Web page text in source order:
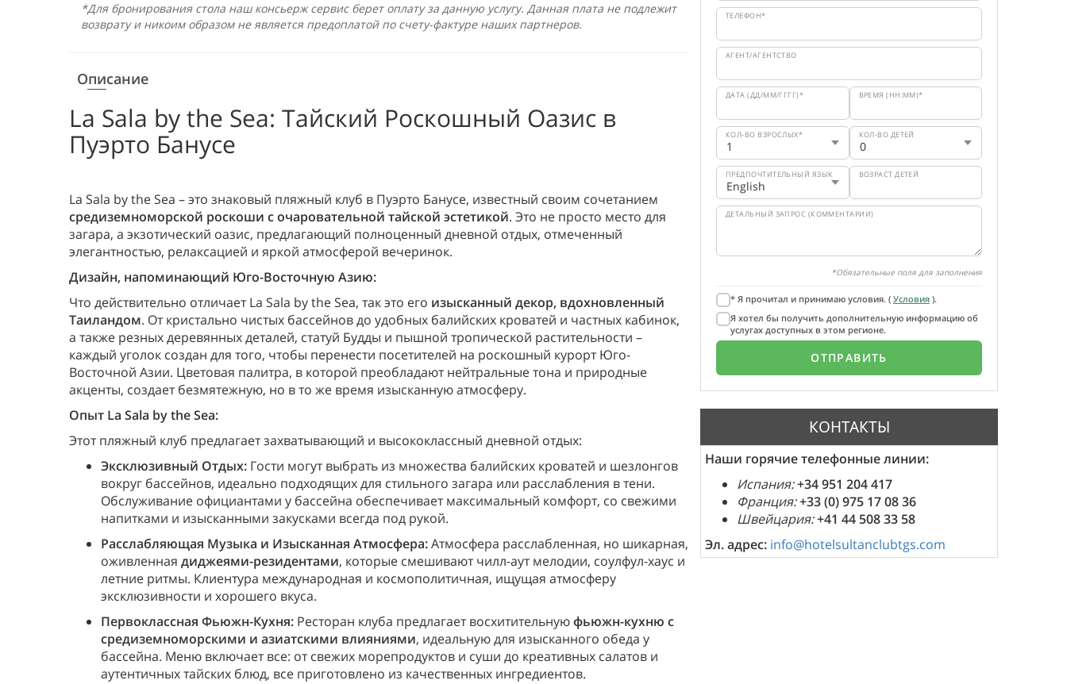
*Для бронирования стола наш консьерж сервис берет оплату за данную услугу. Данная плата не подлежит
возврату и никоим образом не является предоплатой по счету-фактуре наших партнеров.
Описание
La Sala by the Sea: Тайский Роскошный Оазис в
Пуэрто Банусе
La Sala by the Sea – это знаковый пляжный клуб в Пуэрто Банусе, известный своим сочетанием
средиземноморской роскоши с очаровательной тайской эстетикой. Это не просто место для
загара, а экзотический оазис, предлагающий полноценный дневной отдых, отмеченный
элегантностью, релаксацией и яркой атмосферой вечеринок.
Дизайн, напоминающий Юго-Восточную Азию:
Что действительно отличает La Sala by the Sea, так это его изысканный декор, вдохновленный
Таиландом. От кристально чистых бассейнов до удобных балийских кроватей и частных кабинок,
а также резных деревянных деталей, статуй Будды и пышной тропической растительности –
каждый уголок создан для того, чтобы перенести посетителей на роскошный курорт Юго-
Восточной Азии. Цветовая палитра, в которой преобладают нейтральные тона и природные
акценты, создает безмятежную, но в то же время изысканную атмосферу.
Опыт La Sala by the Sea:
Этот пляжный клуб предлагает захватывающий и высококлассный дневной отдых:
Эксклюзивный Отдых: Гости могут выбрать из множества балийских кроватей и шезлонгов
вокруг бассейнов, идеально подходящих для стильного загара или расслабления в тени.
Обслуживание официантами у бассейна обеспечивает максимальный комфорт, со свежими
напитками и изысканными закусками всегда под рукой.
Расслабляющая Музыка и Изысканная Атмосфера:Атмосфера расслабленная, но шикарная,
оживленная диджеями-резидентами, которые смешивают чилл-аут мелодии, соулфул-хаус и
летние ритмы. Клиентура международная и космополитичная, ищущая атмосферу
эксклюзивности и хорошего вкуса.
Первоклассная Фьюжн-Кухня: Ресторан клуба предлагает восхитительнуюфьюжн-кухню с
средиземноморскими и азиатскими влияниями, идеальную для изысканного обеда у
бассейна. Меню включает все: от свежих морепродуктов и суши до креативных салатов и
аутентичных тайских блюд, все приготовлено из качественных ингредиентов.
ТЕЛЕФОН*
АГЕНТ/АГЕНТСТВО
ДАТА (ДД/ММ/ГГГГ)* ВРЕМЯ (HH:MM)*
КОЛ-ВО ВЗРОСЛЫХ* КОЛ-ВО ДЕТЕЙ
ПРЕДПОЧТИТЕЛЬНЫЙ ЯЗЫК ВОЗРАСТ ДЕТЕЙ
ДЕТАЛЬНЫЙ ЗАПРОС (КОММЕНТАРИИ)
*Обязательные поля для заполнения
* Я прочитал и принимаю условия. ( Условия ).
Я хотел бы получить дополнительную информацию об
услугах доступных в этом регионе.
КОНТАКТЫ
Наши горячие телефонные линии:
Испания:+34 951 204 417
Франция:+33 (0) 975 17 08 36
Швейцария:+41 44 508 33 58
Эл. адрес: info@hotelsultanclubtgs.com